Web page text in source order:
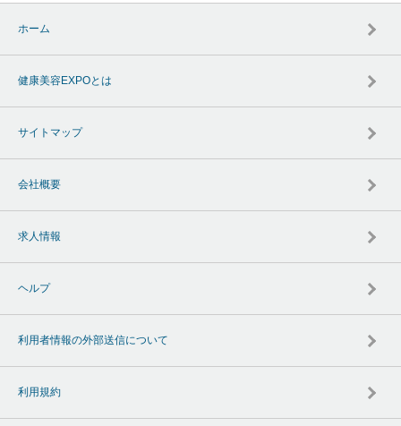
ホーム
健康美容EXPOとは
サイトマップ
会社概要
求人情報
ヘルプ
利用者情報の外部送信について
利用規約